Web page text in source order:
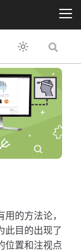
的方法论，
此目的出现了
位置和注视点